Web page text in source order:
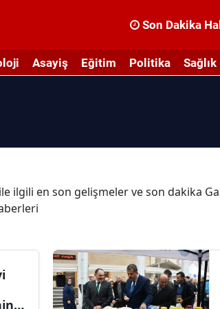
Son Dakika
Asayiş Eğitim Politika Sağlık
ilgili en son gelişmeler ve son dakika